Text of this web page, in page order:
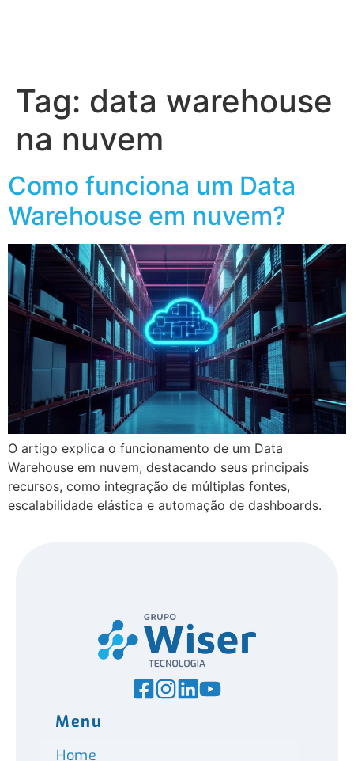
Tag: data warehouse
na nuvem
Como funciona um Data
Warehouse em nuvem?
O artigo explica o funcionamento de um Data
Warehouse em nuvem, destacando seus principais
recursos, como integração de múltiplas fontes,
escalabilidade elástica e automação de dashboards.
Menu
Home